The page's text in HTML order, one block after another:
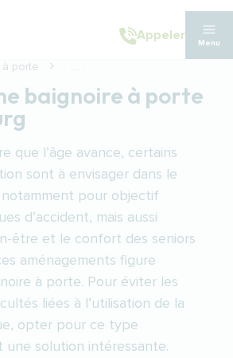
Menu
porte ...
baignoire à porte
que l’âge avance, certains
sont à envisager dans le
pour objectif
d’accident, mais aussi
être et le confort des seniors
aménagements figure
à porte. Pour éviter les
liées à l’utilisation de la
opter pour ce type
une solution intéressante.